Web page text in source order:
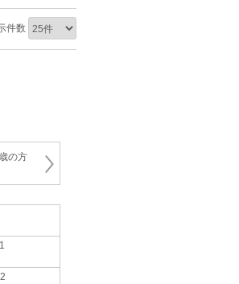
件数
の方